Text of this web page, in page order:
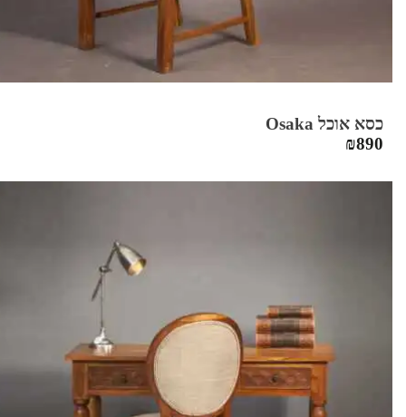
כסא אוכל Osaka
₪890